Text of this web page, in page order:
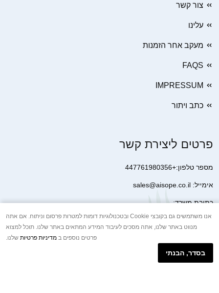
צור קשר
עלינו
מעקב אחר הזמנות
FAQS
IMPRESSUM
כתב ויתור
פרטים ליצירת קשר
מספר טלפון:+447761980356
אימייל: sales@aisope.co.il
כתובת משרד:
41 Devonshire Street Ground Floor Office 1 London W1G 7AJ
United Kingdom
+44 7410 2065017
הודעת וואטסאפ באינטרנט
אנו משתמשים גם בקובצי Cookie ובטכנולוגיות דומות למטרות פרסום וניתוח. אם אתה
מנווט באתר שלנו, אתה מסכים לעיבוד המידע המתאים באתר שלנו. תוכל למצוא
פרטים נוספים ב מדיניות פרטיות שלנו.
בסדר, הבנתי